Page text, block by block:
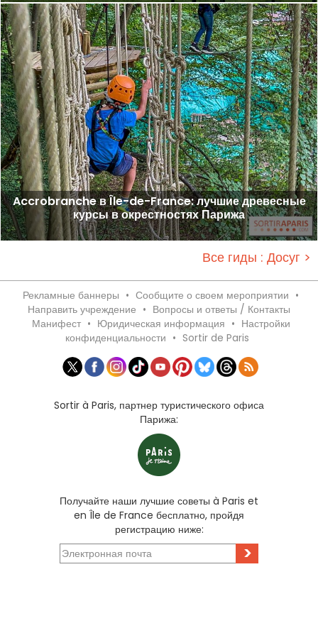
Accrobranche в Île-de-France: лучшие древесные
курсы в окрестностях Парижа
Все гиды : Досуг >
Рекламные баннеры • Сообщите о своем мероприятии •
Направить учреждение • Вопросы и ответы / Контакты
Манифест • Юридическая информация • Настройки
конфиденциальности • Sortir de Paris
Sortir à Paris, партнер туристического офиса
Парижа:
Получайте наши лучшие советы à Paris et
en Île de France бесплатно, пройдя
регистрацию ниже:
>